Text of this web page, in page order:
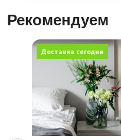
Рекомендуем
Доставка сегодня